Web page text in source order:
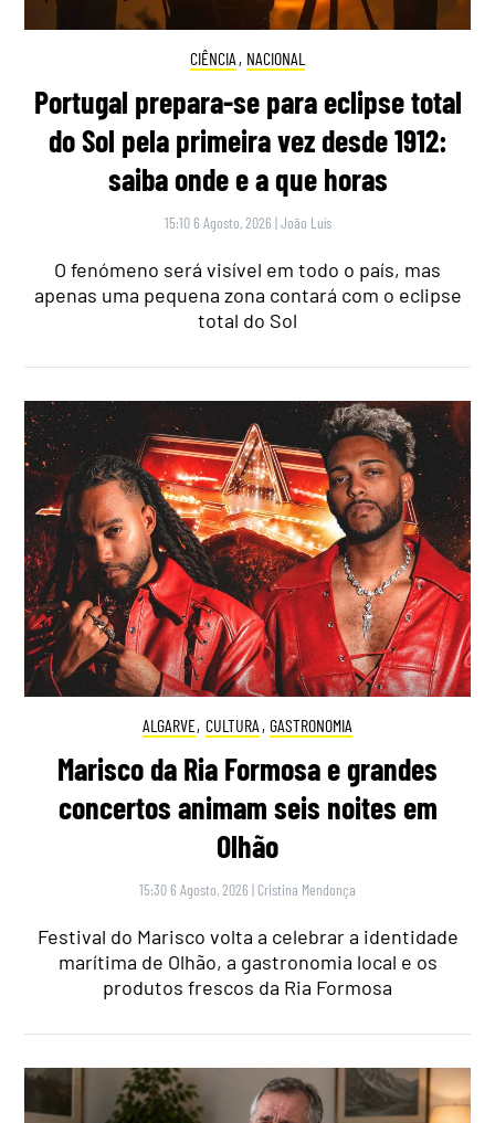
CIÊNCIA , NACIONAL
Portugal prepara-se para eclipse total
do Sol pela primeira vez desde 1912:
saiba onde e a que horas
15:10 6 Agosto, 2026 |João Luís
O fenómeno será visível em todo o país, mas
apenas uma pequena zona contará com o eclipse
total do Sol
ALGARVE, CULTURA , GASTRONOMIA
Marisco da Ria Formosa e grandes
concertos animam seis noites em
Olhão
15:30 6 Agosto, 2026 | Cristina Mendonça
Festival do Marisco volta a celebrar a identidade
marítima de Olhão, a gastronomia local e os
produtos frescos da Ria Formosa